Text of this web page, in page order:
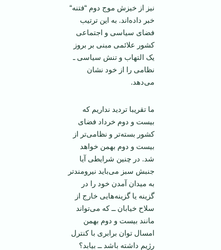
نیز از خیزش موج دوم “فتنه“
خبر داده‌اند. به این ترتیب
فضای سیاسی و اجتماعی
کشور علائمی مبنی بر بروز
یک التهاب و تنش سیاسی ـ
نظامی را از خود نشان
می‌دهد.
ما تقریبا تردید نداریم که
بیست و دوم خرداد فضای
کشور بسته‌تر و نظامی‌تر از
بیست و دوم بهمن خواهد
شد. در چنین شرایطی آیا
جنبش سبز می‌باید نیرومند‌تر
به میدان آمدن خود را در
گزینه یا گزینه‌هایی خارج از
سلاح خیابان ــ که می‌تواند
مانند بیست و دوم بهمن
امسال توان برابری با کنترل
رژیم داشته باشد ــ بیابد؟